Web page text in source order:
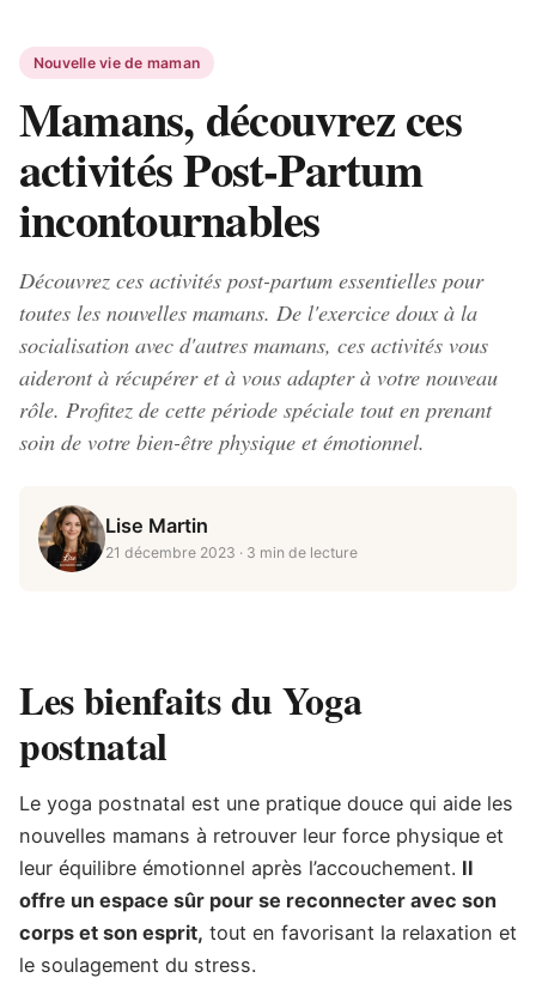
Nouvelle vie de maman
Mamans, découvrez ces
activités Post-Partum
incontournables
Découvrez ces activités post-partum essentielles pour
toutes les nouvelles mamans. De l'exercice doux à la
socialisation avec d'autres mamans, ces activités vous
aideront à récupérer et à vous adapter à votre nouveau
rôle. Profitez de cette période spéciale tout en prenant
soin de votre bien-être physique et émotionnel.
Lise Martin
21 décembre 2023 · 3 min de lecture
Les bienfaits du Yoga
postnatal
Le yoga postnatal est une pratique douce qui aide les
nouvelles mamans à retrouver leur force physique et
leur équilibre émotionnel après l’accouchement. Il
offre un espace sûr pour se reconnecter avec son
corps et son esprit, tout en favorisant la relaxation et
le soulagement du stress.